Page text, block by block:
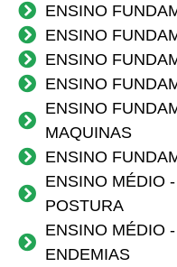
ENSINO
ENSINO
ENSINO
ENSINO
ENSINO
MAQUINAS
ENSINO
ENSINO MÉDIO
POSTURA
ENSINO MÉDIO
ENDEMIAS